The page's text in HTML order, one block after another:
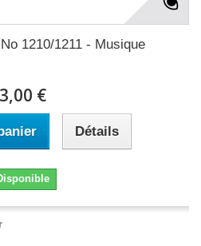
1210/1211 - Musique
3,00 €
Détails